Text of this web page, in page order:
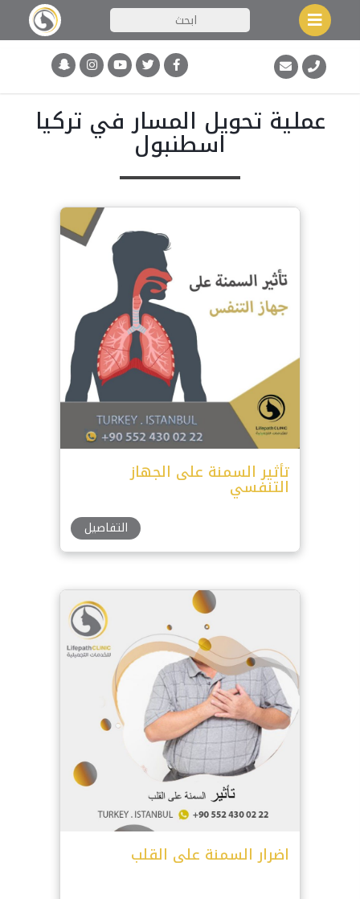
عملية تحويل المسار في تركيا
اسطنبول
تأثير السمنة على الجهاز
التنفسي
التفاصيل
اضرار السمنة على القلب